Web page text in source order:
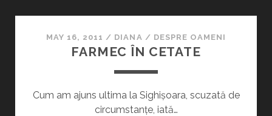
MAY 16, 2011 / DIANA / DESPRE OAMENI
FARMEC ÎN CETATE
Cum am ajuns ultima la Sighișoara, scuzată de
circumstanțe, iată…